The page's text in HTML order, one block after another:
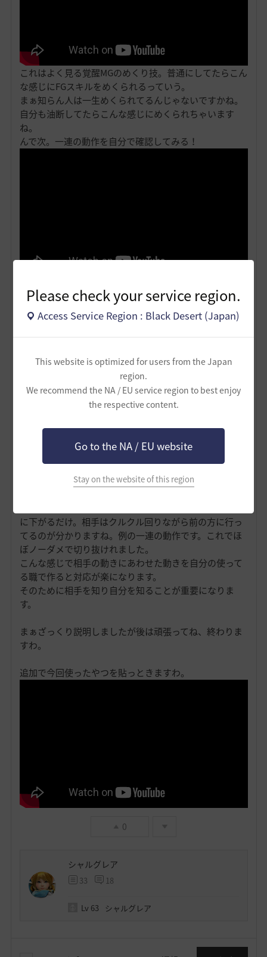
Please check your service region.
Access Service Region : Black Desert (Japan)
This website is optimized for users from the Japan
region.
We recommend the NA / EU service region to best enjoy
the respective content.
Go to the NA / EU website
Stay on the website of this region
これはよく見る覚醒MGのめくり技。普通にしてたらこん
な感じにFGスキルをめくられるっていう。
まぁ知らん人は一生めくられてるんじゃないですかね。
自分も油断してたらこんな感じにめくられちゃいます
ね。
んで次。一連の動作を自分で確認してみる！
こんな感じの動きが多いですね⋯普通に食らうと浮かし
が2回入る、2回目はまぁ本スキルで選んでるだけなんで
すが⋯しかも結構痛いのかな？わからん。
ケツに来てぐるっと回って回る。まぁそんな感じかな。
に下がるだけ。相手はクルクル回りながら前の方に行っ
てるのが分かりますね。例の一連の動作です。これでほ
ぼノーダメで切り抜けれました。
こんな感じで相手の動きにあわせた動きを自分の使って
る職で作ると対応が楽になります。
そのために相手を知り自分を知ることが重要になりま
す。
まぁざっくり説明しましたが後は頑張ってね、終わりま
すわ。
追加で今回使ったやつを貼っときますわ。
0
シャルグレア
33 18
Lv 63 シャルグレア